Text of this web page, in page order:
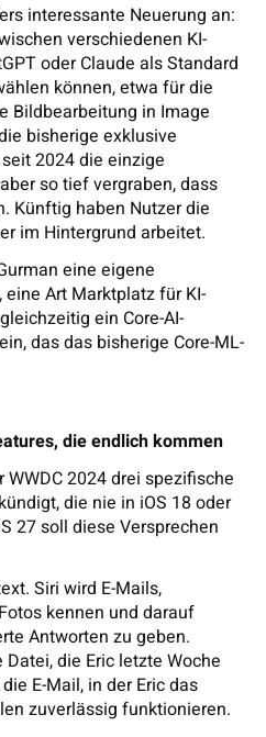
interessante Neuerung an:
verschiedenen KI-
oder Claude als Standard
können, etwa für die
Bildbearbeitung in Image
bisherige exklusive
2024 die einzige
so tief vergraben, dass
Künftig haben Nutzer die
im Hintergrund arbeitet.
eine eigene
Art Marktplatz für KI-
ein Core-AI-
das das bisherige Core-ML-
die endlich kommen
2024 drei spezifische
die nie in iOS 18 oder
27 soll diese Versprechen
Siri wird E-Mails,
kennen und darauf
Antworten zu geben.
die Eric letzte Woche
E-Mail, in der Eric das
zuverlässig funktionieren.